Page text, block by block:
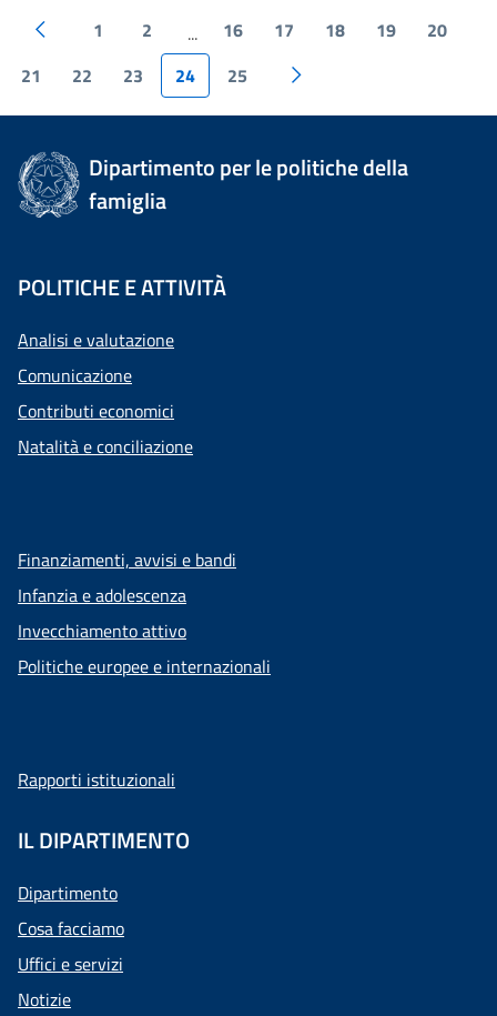
1 2 ... 16 17 18 19
20
21
22 23 24 25
Dipartimento per le politiche della
famiglia
POLITICHE E ATTIVITÀ
Analisi e valutazione
Comunicazione
Contributi economici
Natalità e conciliazione
Finanziamenti, avvisi e bandi
Infanzia e adolescenza
Invecchiamento attivo
Politiche europee e internazionali
Rapporti istituzionali
IL DIPARTIMENTO
Dipartimento
Cosa facciamo
Uffici e servizi
Notizie